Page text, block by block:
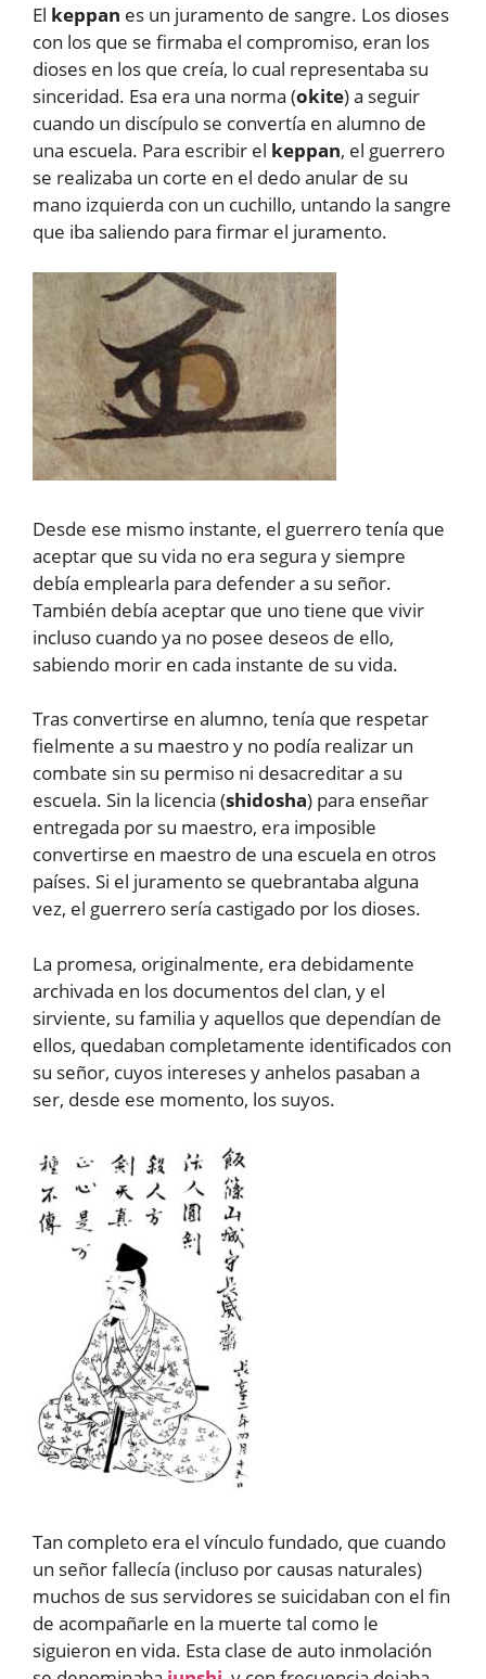
El keppan es un juramento de sangre. Los dioses
con los que se firmaba el compromiso, eran los
dioses en los que creía, lo cual representaba su
sinceridad. Esa era una norma (okite) a seguir
cuando un discípulo se convertía en alumno de
una escuela. Para escribir el keppan, el guerrero
se realizaba un corte en el dedo anular de su
mano izquierda con un cuchillo, untando la sangre
que iba saliendo para firmar el juramento.
Desde ese mismo instante, el guerrero tenía que
aceptar que su vida no era segura y siempre
debía emplearla para defender a su señor.
También debía aceptar que uno tiene que vivir
incluso cuando ya no posee deseos de ello,
sabiendo morir en cada instante de su vida.
Tras convertirse en alumno, tenía que respetar
fielmente a su maestro y no podía realizar un
combate sin su permiso ni desacreditar a su
escuela. Sin la licencia (shidosha) para enseñar
entregada por su maestro, era imposible
convertirse en maestro de una escuela en otros
países. Si el juramento se quebrantaba alguna
vez, el guerrero sería castigado por los dioses.
La promesa, originalmente, era debidamente
archivada en los documentos del clan, y el
sirviente, su familia y aquellos que dependían de
ellos, quedaban completamente identificados con
su señor, cuyos intereses y anhelos pasaban a
ser, desde ese momento, los suyos.
Tan completo era el vínculo fundado, que cuando
un señor fallecía (incluso por causas naturales)
muchos de sus servidores se suicidaban con el fin
de acompañarle en la muerte tal como le
siguieron en vida. Esta clase de auto inmolación